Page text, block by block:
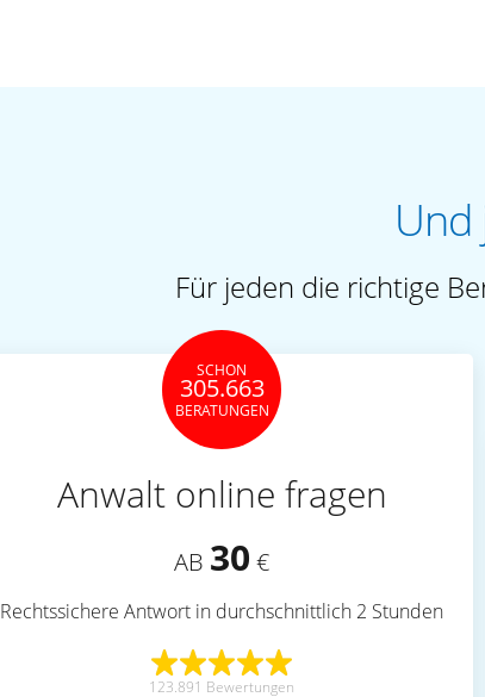
Und
Für jeden die richtige
SCHON
305.663
BERATUNGEN
Anwalt online fragen
AB 30 €
Rechtssichere Antwort in durchschnittlich 2 Stunden
123.891 Bewertungen